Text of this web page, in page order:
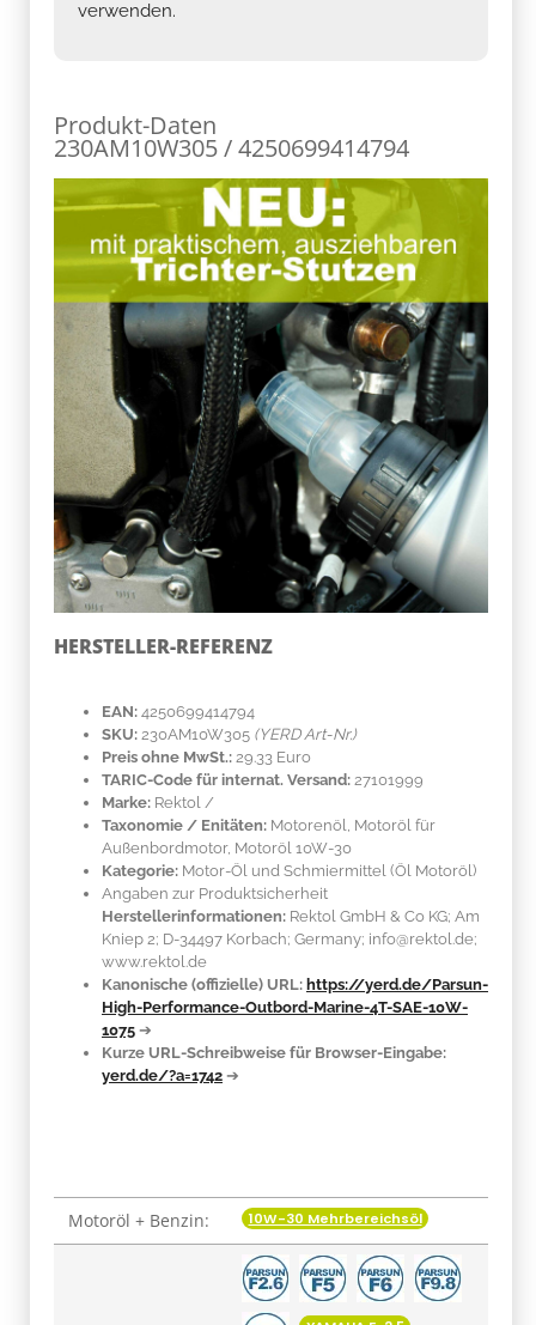
verwenden.
Produkt-Daten
230AM10W305 / 4250699414794
HERSTELLER-REFERENZ
EAN: 4250699414794
SKU: 230AM10W305 (YERD Art-Nr.)
Preis ohne MwSt.: 29.33 Euro
TARIC-Code für internat. Versand: 27101999
Marke: Rektol /
Taxonomie / Enitäten: Motorenöl, Motoröl für
Außenbordmotor, Motoröl 10W-30
Kategorie: Motor-Öl und Schmiermittel (Öl Motoröl)
Angaben zur Produktsicherheit
Herstellerinformationen: Rektol GmbH & Co KG; Am
Kniep 2; D-34497 Korbach; Germany; info@rektol.de;
www.rektol.de
Kanonische (offizielle) URL: https://yerd.de/Parsun-
High-Performance-Outbord-Marine-4T-SAE-10W-
1075 ➔
Kurze URL-Schreibweise für Browser-Eingabe:
yerd.de/?a=1742 ➔
Produkteigenschaft
Wert
Motoröl + Benzin: 10W-30 Mehrbereichsöl